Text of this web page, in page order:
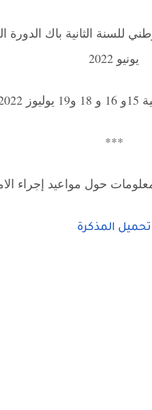
يونيو 2022
***
حول مواعيد إجراء
تحميل المذكرة